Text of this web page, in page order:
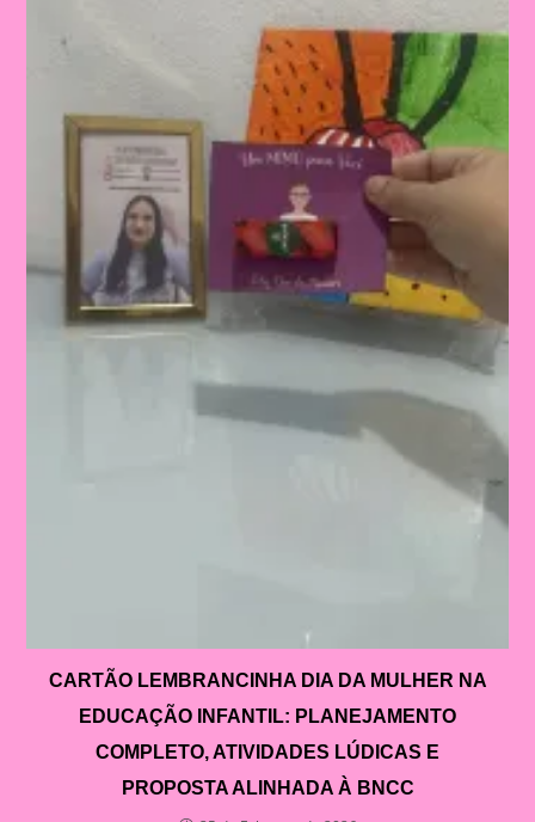
CARTÃO LEMBRANCINHA DIA DA MULHER NA
EDUCAÇÃO INFANTIL: PLANEJAMENTO
COMPLETO, ATIVIDADES LÚDICAS E
PROPOSTA ALINHADA À BNCC